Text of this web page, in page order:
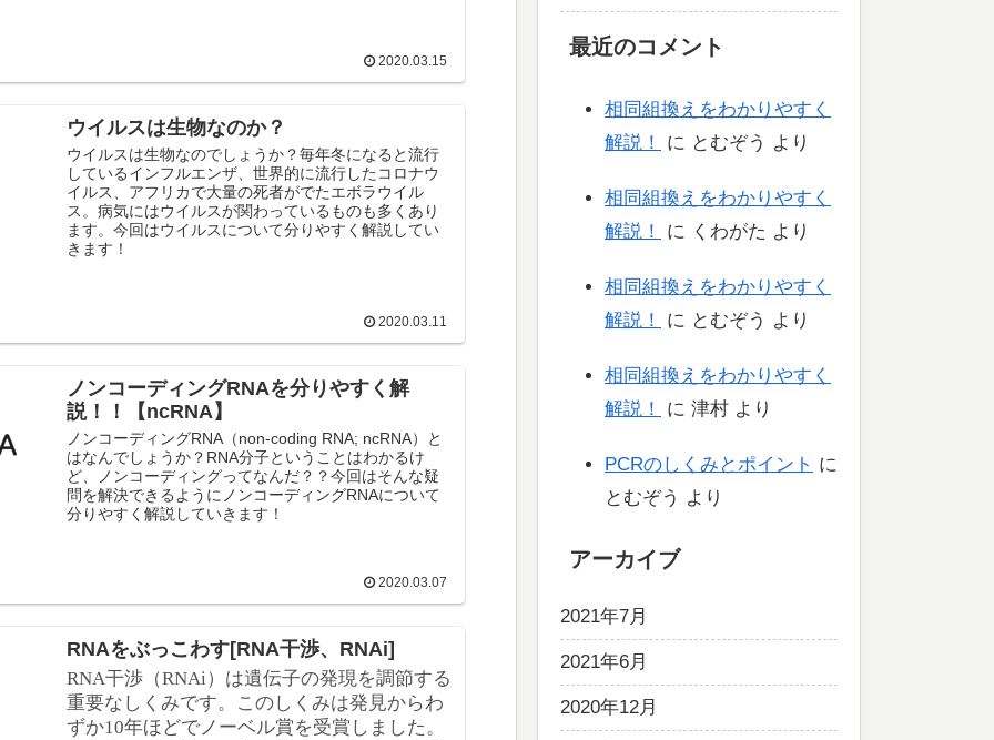
2020.03.15
ウイルスは生物なのか？
ウイルスは生物なのでしょうか？毎年冬になると流行
しているインフルエンザ、世界的に流行したコロナウ
イルス、アフリカで大量の死者がでたエボラウイル
ス。病気にはウイルスが関わっているものも多くあり
ます。今回はウイルスについて分りやすく解説してい
きます！
2020.03.11
ノンコーディングRNAを分りやすく解
説！！【ncRNA】
ノンコーディングRNA（non-coding RNA; ncRNA）と
はなんでしょうか？RNA分子ということはわかるけ
ど、ノンコーディングってなんだ？？今回はそんな疑
問を解決できるようにノンコーディングRNAについて
分りやすく解説していきます！
2020.03.07
RNAをぶっこわす[RNA干渉、RNAi]
RNA干渉（RNAi）は遺伝子の発現を調節する
重要なしくみです。このしくみは発見からわ
ずか10年ほどでノーベル賞を受賞しました。
最近のコメント
相同組換えをわかりやすく
解説！
に とむぞう より
相同組換えをわかりやすく
解説！
に くわがた より
相同組換えをわかりやすく
解説！
に とむぞう より
相同組換えをわかりやすく
解説！
に 津村 より
PCRのしくみとポイント に
とむぞう より
アーカイブ
2021年7月
2021年6月
2020年12月